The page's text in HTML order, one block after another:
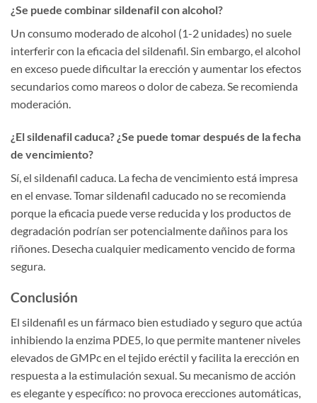
¿Se puede combinar sildenafil con alcohol?
Un consumo moderado de alcohol (1-2 unidades) no suele
interferir con la eficacia del sildenafil. Sin embargo, el alcohol
en exceso puede dificultar la erección y aumentar los efectos
secundarios como mareos o dolor de cabeza. Se recomienda
moderación.
¿El sildenafil caduca? ¿Se puede tomar después de la fecha
de vencimiento?
Sí, el sildenafil caduca. La fecha de vencimiento está impresa
en el envase. Tomar sildenafil caducado no se recomienda
porque la eficacia puede verse reducida y los productos de
degradación podrían ser potencialmente dañinos para los
riñones. Desecha cualquier medicamento vencido de forma
segura.
Conclusión
El sildenafil es un fármaco bien estudiado y seguro que actúa
inhibiendo la enzima PDE5, lo que permite mantener niveles
elevados de GMPc en el tejido eréctil y facilita la erección en
respuesta a la estimulación sexual. Su mecanismo de acción
es elegante y específico: no provoca erecciones automáticas,